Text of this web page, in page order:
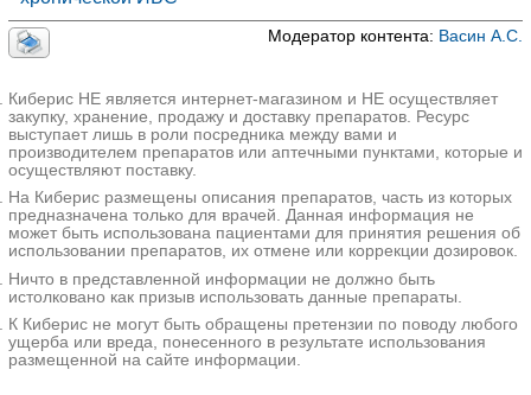
Модератор контента: Васин А.С.
Киберис НЕ является интернет-магазином и НЕ осуществляет
закупку, хранение, продажу и доставку препаратов. Ресурс
выступает лишь в роли посредника между вами и
производителем препаратов или аптечными пунктами, которые и
осуществляют поставку.
На Киберис размещены описания препаратов, часть из которых
предназначена только для врачей. Данная информация не
может быть использована пациентами для принятия решения об
использовании препаратов, их отмене или коррекции дозировок.
Ничто в представленной информации не должно быть
истолковано как призыв использовать данные препараты.
К Киберис не могут быть обращены претензии по поводу любого
ущерба или вреда, понесенного в результате использования
размещенной на сайте информации.